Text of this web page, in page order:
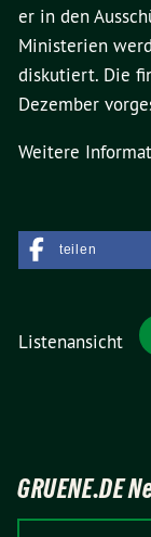
er in den
Ministerien
diskutiert. Die
Dezember
Weitere
teilen
Listenansicht
GRUENE.DE